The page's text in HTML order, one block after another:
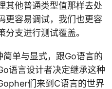
其他普通类型值那样去处
更容易调试，我们也更容
支进行测试覆盖。
单与显式，跟Go语言的
语言设计者决定继承这种
们来到C语言的世界